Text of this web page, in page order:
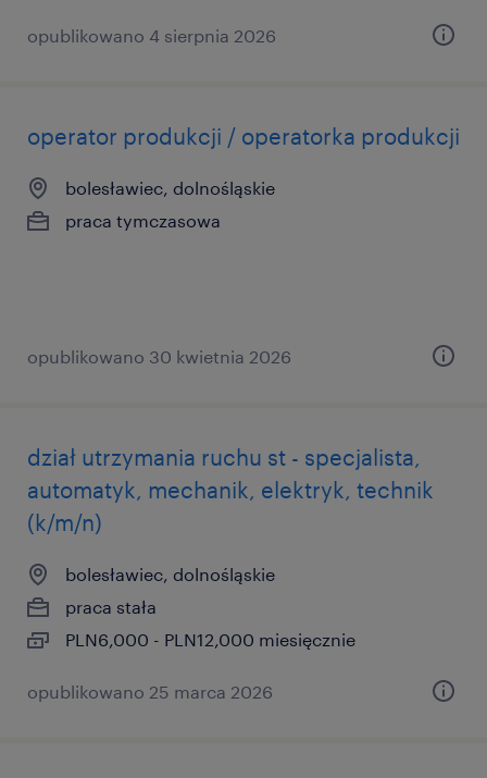
opublikowano 4 sierpnia 2026
operator produkcji / operatorka produkcji
bolesławiec, dolnośląskie
praca tymczasowa
opublikowano 30 kwietnia 2026
dział utrzymania ruchu st - specjalista,
automatyk, mechanik, elektryk, technik
(k/m/n)
bolesławiec, dolnośląskie
praca stała
PLN6,000 - PLN12,000 miesięcznie
opublikowano 25 marca 2026